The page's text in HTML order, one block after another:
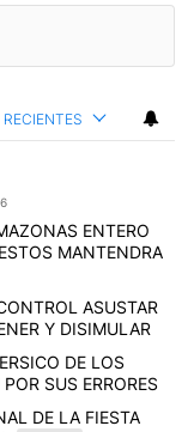
ENTERO
MANTENDRA
ASUSTAR
Y DISIMULAR
DE LOS
SUS ERRORES
DE LA FIESTA